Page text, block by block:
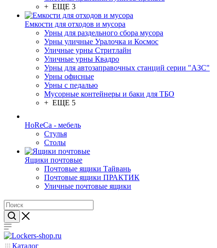
+ ЕЩЕ 3
Емкости для отходов и мусора
Урны для раздельного сбора мусора
Урны уличные Уралочка и Космос
Уличные урны Стритлайн
Уличные урны Квадро
Урны для автозаправочных станций серии "АЗС"
Урны офисные
Урны с педалью
Мусорные контейнеры и баки для ТБО
+ ЕЩЕ 5
HoReCa - мебель
Стулья
Столы
Ящики почтовые
Почтовые ящики Тайвань
Почтовые ящики ПРАКТИК
Уличные почтовые ящики
Каталог